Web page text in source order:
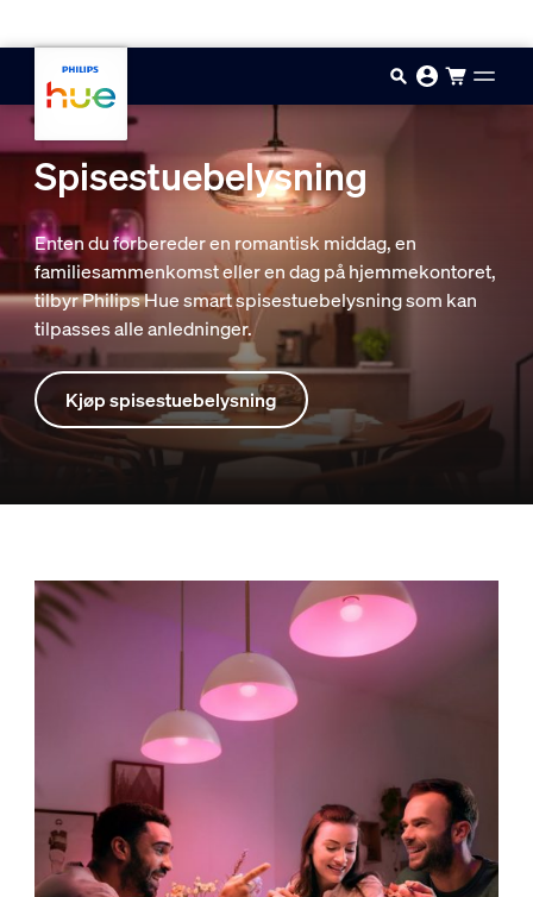
Spisestuebelysning
Enten du forbereder en romantisk middag, en
familiesammenkomst eller en dag på hjemmekontoret,
tilbyr Philips Hue smart spisestuebelysning som kan
tilpasses alle anledninger.
Kjøp spisestuebelysning